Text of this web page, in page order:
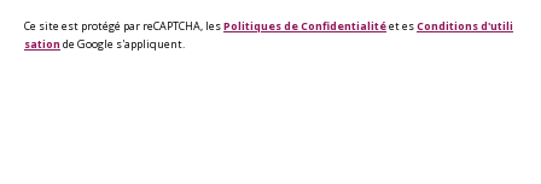
Ce site est protégé par reCAPTCHA, lesPolitiques de Confidentialitéet esConditions d'utili
sation de Google s'appliquent.